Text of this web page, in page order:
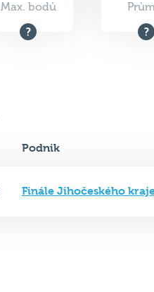
Max. bodů
Podnik
Finále Jihočeského